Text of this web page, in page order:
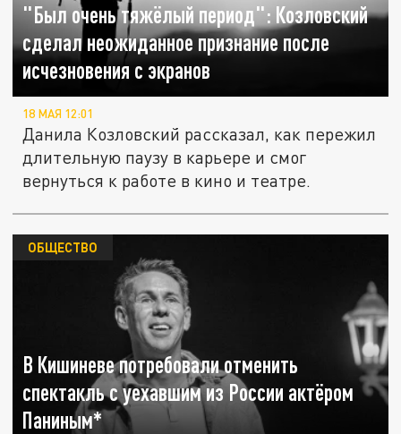
"Был очень тяжёлый период": Козловский
сделал неожиданное признание после
исчезновения с экранов
18 МАЯ 12:01
Данила Козловский рассказал, как пережил
длительную паузу в карьере и смог
вернуться к работе в кино и театре.
В Кишиневе потребовали отменить
спектакль с уехавшим из России актёром
Паниным*
ОБЩЕСТВО